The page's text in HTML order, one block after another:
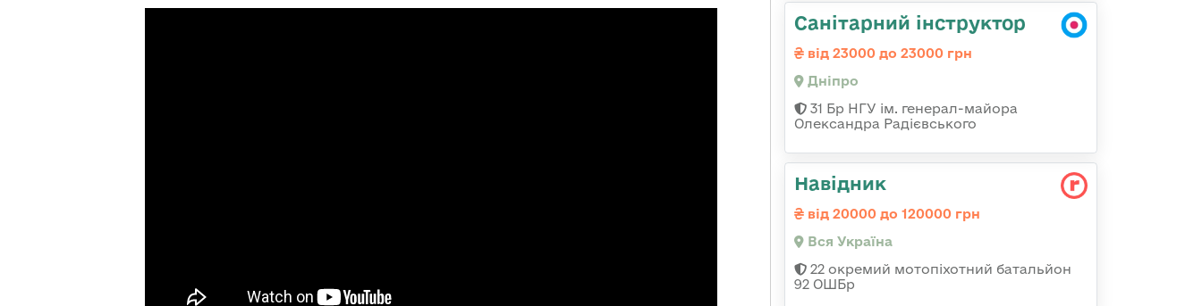
Санітарний інструктор
від 23000 до 23000 грн
Дніпро
31 Бр НГУ ім. генерал-майора
Олександра Радієвського
Навідник
від 20000 до 120000 грн
Вся Україна
22 окремий мотопіхотний батальйон
92 ОШБр